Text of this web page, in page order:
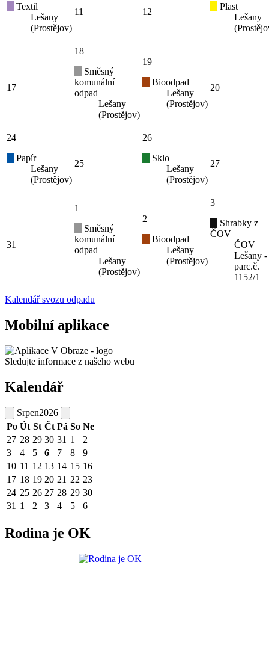
Textil
Lešany
(Prostějov)
11 12
Plast
Lešany
17
18
Směsný
komunální
odpad
Lešany
(Prostějov)
19
Bioodpad
Lešany
(Prostějov)
20
24
Papír
Lešany
(Prostějov)
25
26
Sklo
Lešany
(Prostějov)
27
31
1
Směsný
komunální
odpad
Lešany
(Prostějov)
2
Bioodpad
Lešany
(Prostějov)
3
Shrabky z
ČOV
ČOV
Lešany -
parc.č.
1152/1
Kalendář svozu odpadu
Mobilní aplikace
Sledujte informace z našeho webu
Kalendář
Srpen2026
Po Út St Čt Pá So Ne
27 28 29 30 31 1
2
3
4 5 6 7 8
9
10 11 12 13 14 15 16
17 18 19 20 21 22 23
24 25 26 27 28 29 30
31 1 2 3 4 5 6
Rodina je OK